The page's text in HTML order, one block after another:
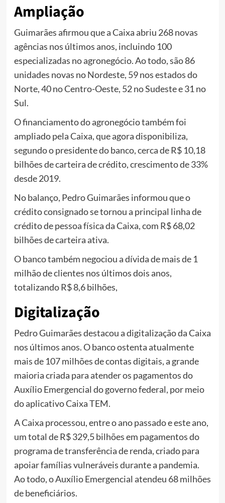
Ampliação
Guimarães afirmou que a Caixa abriu 268 novas
agências nos últimos anos, incluindo 100
especializadas no agronegócio. Ao todo, são 86
unidades novas no Nordeste, 59 nos estados do
Norte, 40 no Centro-Oeste, 52 no Sudeste e 31 no
Sul.
O financiamento do agronegócio também foi
ampliado pela Caixa, que agora disponibiliza,
segundo o presidente do banco, cerca de R$ 10,18
bilhões de carteira de crédito, crescimento de 33%
desde 2019.
No balanço, Pedro Guimarães informou que o
crédito consignado se tornou a principal linha de
crédito de pessoa física da Caixa, com R$ 68,02
bilhões de carteira ativa.
O banco também negociou a dívida de mais de 1
milhão de clientes nos últimos dois anos,
totalizando R$ 8,6 bilhões,
Digitalização
Pedro Guimarães destacou a digitalização da Caixa
nos últimos anos. O banco ostenta atualmente
mais de 107 milhões de contas digitais, a grande
maioria criada para atender os pagamentos do
Auxílio Emergencial do governo federal, por meio
do aplicativo Caixa TEM.
A Caixa processou, entre o ano passado e este ano,
um total de R$ 329,5 bilhões em pagamentos do
programa de transferência de renda, criado para
apoiar famílias vulneráveis durante a pandemia.
Ao todo, o Auxílio Emergencial atendeu 68 milhões
de beneficiários.